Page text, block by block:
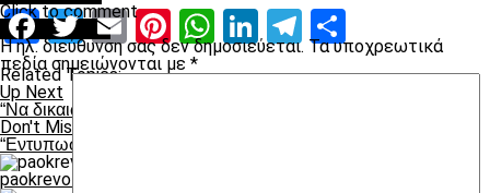
Facebook
Twitter
EmailPinterest
WhatsApp
LinkedIn
Telegram
Related Topics:
Up Next
“Να δικαιώσουμε τις προσδοκίες του κόσμου”
Don't Miss
“Εντυπωσιακοί και υποδειγματικοί”
paokrevolution
Click to comment
Leave a Reply
Η ηλ. διεύθυνση σας δεν δημοσιεύεται. Τα υποχρεωτικά
πεδία σημειώνονται με *